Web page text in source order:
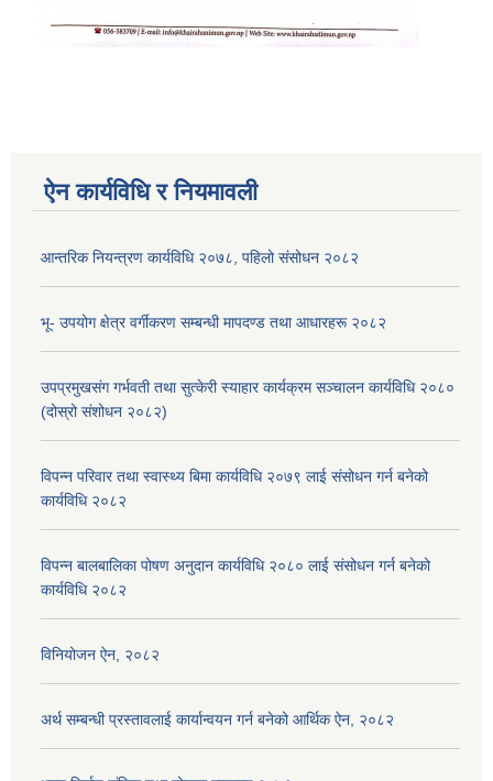
ऐन कार्यविधि र नियमावली
आन्तरिक नियन्त्रण कार्यविधि २०७८, पहिलो संसोधन २०८२
भू- उपयोग क्षेत्र वर्गीकरण सम्बन्धी मापदण्ड तथा आधारहरू २०८२
उपप्रमुखसंग गर्भवती तथा सुत्केरी स्याहार कार्यक्रम सञ्चालन कार्यविधि २०८०
(दोस्रो संशोधन २०८२)
विपन्न परिवार तथा स्वास्थ्य बिमा कार्यविधि २०७९ लाई संसोधन गर्न बनेको
कार्यविधि २०८२
विपन्न बालबालिका पोषण अनुदान कार्यविधि २०८० लाई संसोधन गर्न बनेको
कार्यविधि २०८२
विनियोजन ऐन, २०८२
अर्थ सम्बन्धी प्रस्तावलाई कार्यान्वयन गर्न बनेको आर्थिक ऐन, २०८२